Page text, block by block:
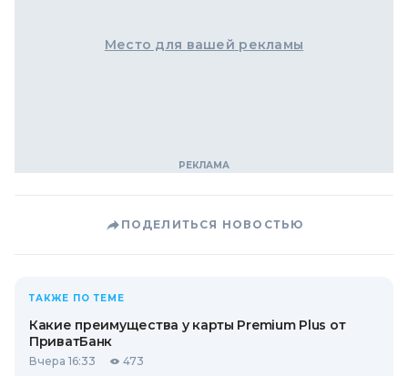
Место для вашей рекламы
ПОДЕЛИТЬСЯ НОВОСТЬЮ
ТАКЖЕ ПО ТЕМЕ
Какие преимущества у карты Premium Plus от
ПриватБанк
Вчера 16:33 473